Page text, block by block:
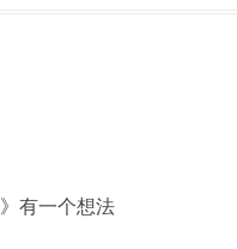
》有一个想法